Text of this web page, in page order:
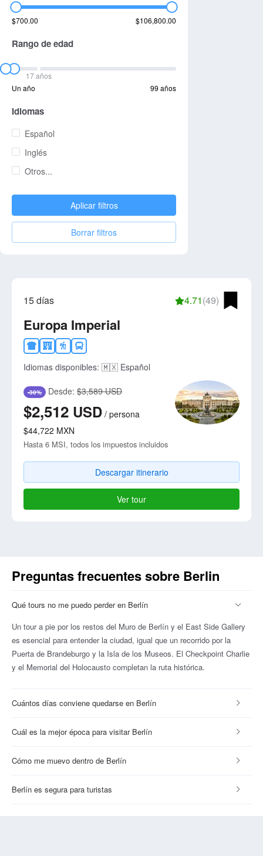
$700.00 $106,800.00
Rango de edad
17 años
Un año
99 años
Idiomas
Español
Inglés
Otros...
Aplicar filtros
Borrar filtros
15 días 4.71(49)
Europa Imperial
Idiomas disponibles: 🇲🇽 Español
-30% Desde: $3,589 USD
$2,512 USD / persona
$44,722 MXN
Hasta 6 MSI, todos los impuestos incluidos
Descargar itinerario
Ver tour
Preguntas frecuentes sobre Berlin
Qué tours no me puedo perder en Berlín
Un tour a pie por los restos del Muro de Berlín y el East Side Gallery
es esencial para entender la ciudad, igual que un recorrido por la
Puerta de Brandeburgo y la Isla de los Museos. El Checkpoint Charlie
y el Memorial del Holocausto completan la ruta histórica.
Cuántos días conviene quedarse en Berlín
Cuál es la mejor época para visitar Berlín
Cómo me muevo dentro de Berlín
Berlín es segura para turistas